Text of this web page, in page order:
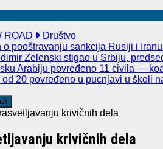
ROAD
Društvo
pooštravanju sankcija Rusiji i
Zelenski stigao u Srbiju,
Arabiju povređeno 11 civila —
od 20 povređeno u pucnjavi u školi
krivičnih dela
krivičnih dela